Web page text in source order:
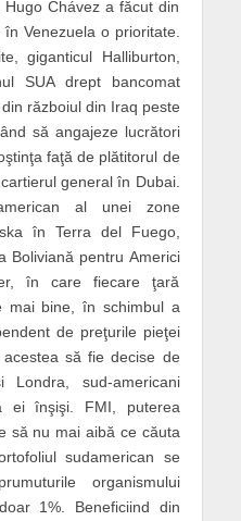
Chávez a făcut din
Venezuela o prioritate.
giganticul Halliburton,
SUA drept bancomat
războiul din Iraq peste
să angajeze lucrători
faţă de plătitorul de
general în Dubai.
al unei zone
în Terra del Fuego,
Boliviană pentru Americi
în care fiecare ţară
mai bine, în schimbul a
de preţurile pieţei
să fie decise de
sud-americani
ei înşişi. FMI, puterea
să nu mai aibă ce căuta
sudamerican se
organismului
1%. Beneficiind din